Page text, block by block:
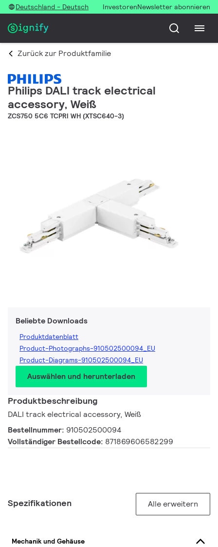
Deutschland - Deutsch InvestorenNewsletter abonnieren
Zurück zur Produktfamilie
Philips DALI track electrical
accessory, Weiß
ZCS750 5C6 TCPRI WH (XTSC640-3)
Beliebte Downloads
Produktdatenblatt
Product-Photographs-910502500094_EU
Product-Diagrams-910502500094_EU
Auswählen und herunterladen
Produktbeschreibung
DALI track electrical accessory, Weiß
Bestellnummer: 910502500094
Vollständiger Bestellcode: 871869606582299
Spezifikationen Alle erweitern
Mechanik und Gehäuse